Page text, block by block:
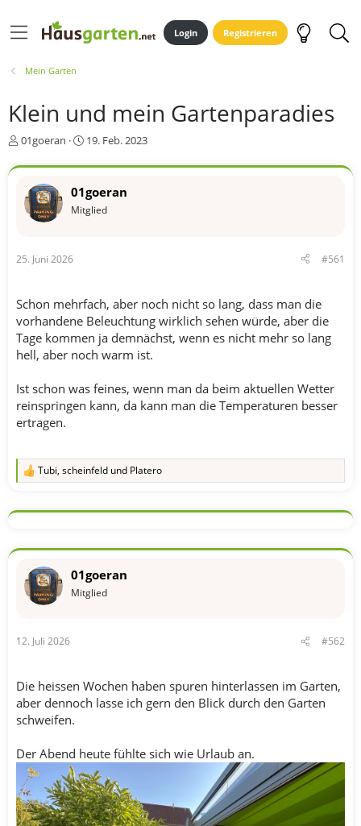
Login Registrieren
Mein Garten
Klein und mein Gartenparadies
E
s
e
r
01goeran
E
s
e
l
19. Feb. 2023
01goeran
Mitglied
25. Juni 2026 #561
Schon mehrfach, aber noch nicht so lang, dass man die
vorhandene Beleuchtung wirklich sehen würde, aber die
Tage kommen ja demnächst, wenn es nicht mehr so lang
hell, aber noch warm ist.
Ist schon was feines, wenn man da beim aktuellen Wetter
reinspringen kann, da kann man die Temperaturen besser
ertragen.
R
k
o
e
n
Tubi, scheinfeld und Platero
01goeran
Mitglied
12. Juli 2026 #562
Die heissen Wochen haben spuren hinterlassen im Garten,
aber dennoch lasse ich gern den Blick durch den Garten
schweifen.
Der Abend heute fühlte sich wie Urlaub an.